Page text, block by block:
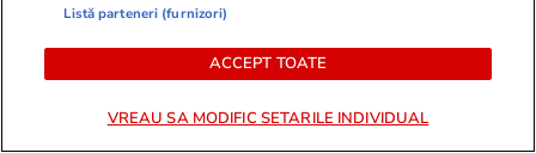
ZiaruldeIasi.ro
Motivul interesant pentru care o
elevă din rural cu o medie de top
la Evaluarea Națională a ales un
Fanatik.ro
Meme
transferul
„E
Listă parteneri (furnizori)
ACCEPT TOATE
VREAU SA MODIFIC SETARILE INDIVIDUAL